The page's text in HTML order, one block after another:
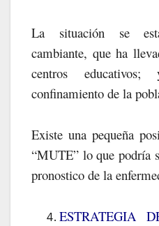
La situación se
cambiante, que ha
centros
confinamiento de la
Existe una pequeña
“MUTE” lo que podría
pronostico de la
ESTRATEGIA